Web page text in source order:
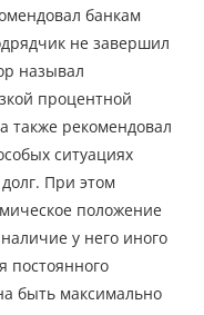
банкам
не завершил
называл
процентной
также рекомендовал
ситуациях
При этом
положение
у него иного
постоянного
быть максимально